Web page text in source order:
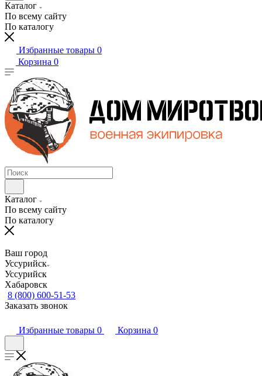
Каталог
По всему сайту
По каталогу
Избранные товары 0
Корзина 0
Каталог
По всему сайту
По каталогу
Ваш город
Уссурийск
Уссурийск
Хабаровск
8 (800) 600-51-53
Заказать звонок
Избранные товары 0 Корзина 0